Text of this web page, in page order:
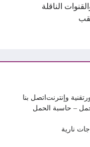
الناقلة
تقنية وإنترنتاتصل بنا
– حاسبة الحمل
نارية